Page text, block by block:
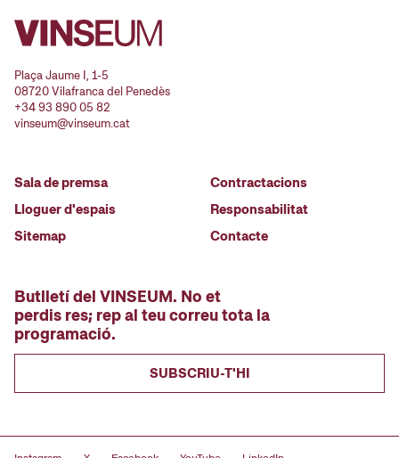
Plaça Jaume I, 1-5
08720 Vilafranca del Penedès
+34 93 890 05 82
vinseum@vinseum.cat
Sala de premsa
Lloguer d'espais
Sitemap
Contractacions
Responsabilitat
Contacte
Butlletí del VINSEUM. No et
perdis res; rep al teu correu tota la
programació.
SUBSCRIU-T'HI